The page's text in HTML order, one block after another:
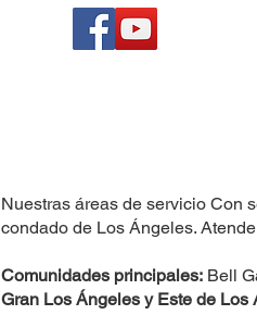
Nuestras áreas de servicio Con
condado de Los Ángeles.
Comunidades principales: Bell
Gran Los Ángeles y Este de Los